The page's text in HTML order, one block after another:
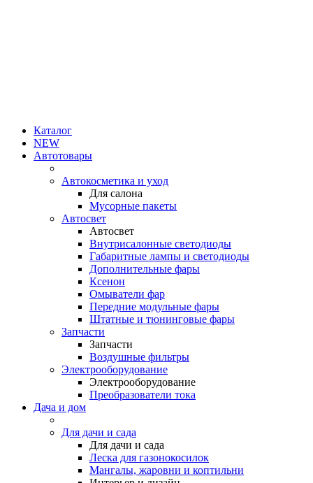
Каталог
NEW
Автотовары
Автокосметика и уход
Для салона
Мусорные пакеты
Автосвет
Автосвет
Внутрисалонные светодиоды
Габаритные лампы и светодиоды
Дополнительные фары
Ксенон
Омыватели фар
Передние модульные фары
Штатные и тюнинговые фары
Запчасти
Запчасти
Воздушные фильтры
Электрооборудование
Электрооборудование
Преобразователи тока
Дача и дом
Для дачи и сада
Для дачи и сада
Леска для газонокосилок
Мангалы, жаровни и коптильни